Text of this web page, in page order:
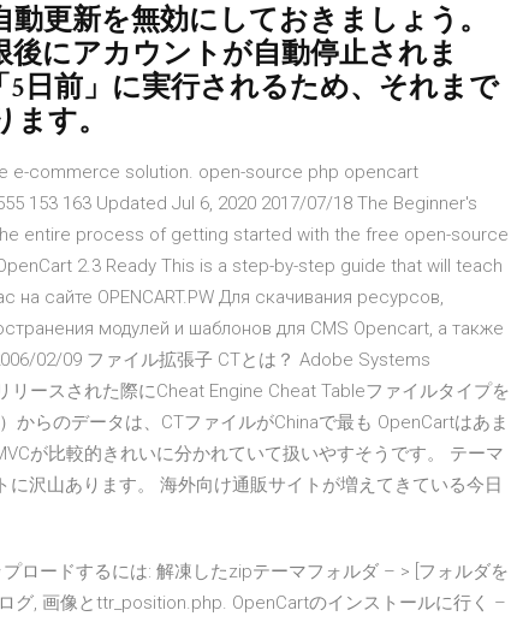
更新を無効にしておきましょう。
にアカウントが自動停止されま
日前」に実行されるため、それまで
す。
e-commerce solution. open-source php opencart
153 163 Updated Jul 6, 2020 2017/07/18 The Beginner's
entire process of getting started with the free open-source
2.3 Ready This is a step-by-step guide that will teach
сайте OPENCART.PW Для скачивания ресурсов,
модулей и шаблонов для CMS Opencart, а также
02/09 ファイル拡張子 CTとは？ Adobe Systems
ースされた際にCheat Engine Cheat Tableファイルタイプを
からのデータは、CTファイルがChinaで最も OpenCartはあま
が比較的きれいに分かれていて扱いやすそうです。 テーマ
沢山あります。 海外向け通販サイトが増えてきている今日
ロードするには: 解凍したzipテーマフォルダ – > [フォルダを
グ, 画像とttr_position.php. OpenCartのインストールに行く –